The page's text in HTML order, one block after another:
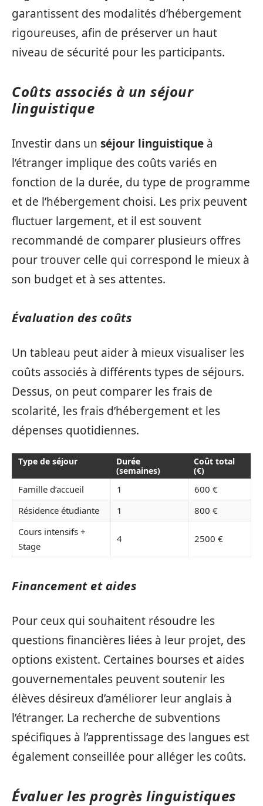
garantissent des modalités d’hébergement
rigoureuses, afin de préserver un haut
niveau de sécurité pour les participants.
Coûts associés à un séjour
linguistique
Investir dans un séjour linguistique à
l’étranger implique des coûts variés en
fonction de la durée, du type de programme
et de l’hébergement choisi. Les prix peuvent
fluctuer largement, et il est souvent
recommandé de comparer plusieurs offres
pour trouver celle qui correspond le mieux à
son budget et à ses attentes.
Évaluation des coûts
Un tableau peut aider à mieux visualiser les
coûts associés à différents types de séjours.
Dessus, on peut comparer les frais de
scolarité, les frais d’hébergement et les
dépenses quotidiennes.
Type de séjour
Durée
(semaines)
Coût total
(€)
Famille d’accueil 1
600 €
Résidence étudiante
1
800 €
Cours intensifs +
Stage
4 2500 €
Financement et aides
Pour ceux qui souhaitent résoudre les
questions financières liées à leur projet, des
options existent. Certaines bourses et aides
gouvernementales peuvent soutenir les
élèves désireux d’améliorer leur anglais à
l’étranger. La recherche de subventions
spécifiques à l’apprentissage des langues est
également conseillée pour alléger les coûts.
Évaluer les progrès linguistiques